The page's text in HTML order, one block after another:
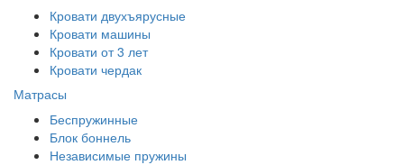
Кровати двухъярусные
Кровати машины
Кровати от 3 лет
Кровати чердак
Матрасы
Беспружинные
Блок боннель
Независимые пружины